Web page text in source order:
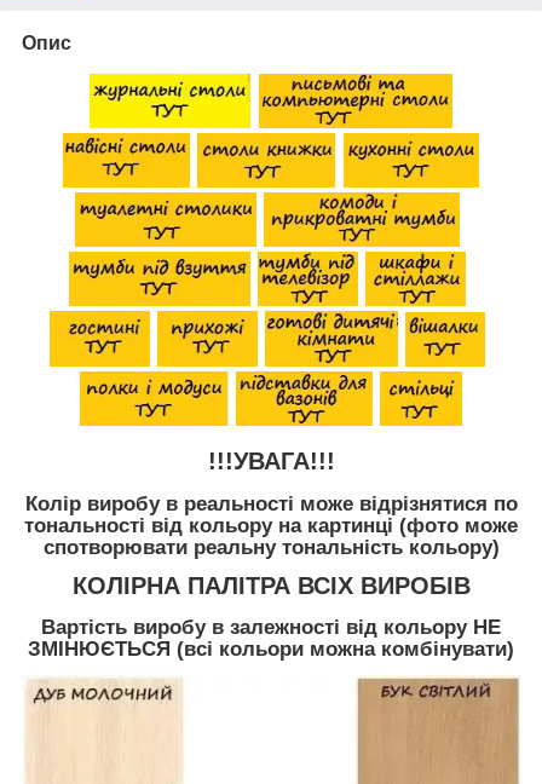
Опис
!!!УВАГА!!!
Колір виробу в реальності може відрізнятися по
тональності від кольору на картинці (фото може
спотворювати реальну тональність кольору)
КОЛІРНА ПАЛІТРА ВСІХ ВИРОБІВ
Вартість виробу в залежності від кольору НЕ
ЗМІНЮЄТЬСЯ (всі кольори можна комбінувати)